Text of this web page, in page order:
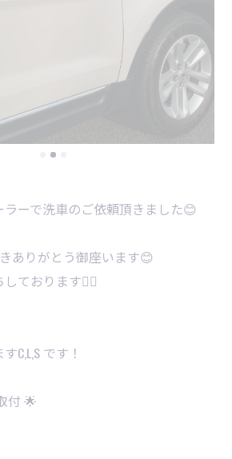
ーで洗車のご依頼頂きました😊
ありがとう御座います😊
ております🙇‍♂️
C,L,S です！
付 🌟